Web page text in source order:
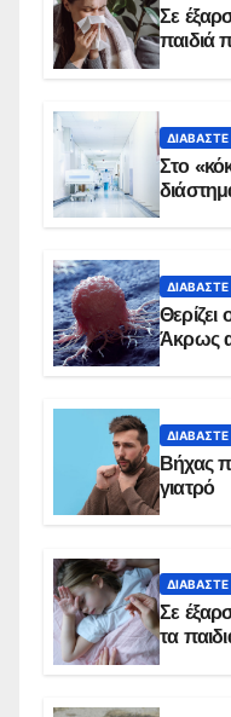
Σε
παιδιά
ΔΙΑΒΆΣΤΕ
Στο
ΔΙΑΒΆΣΤΕ
Άκρως
ΔΙΑΒΆΣΤΕ
Βήχας
γιατρό
ΔΙΑΒΆΣΤΕ
Σε
τα